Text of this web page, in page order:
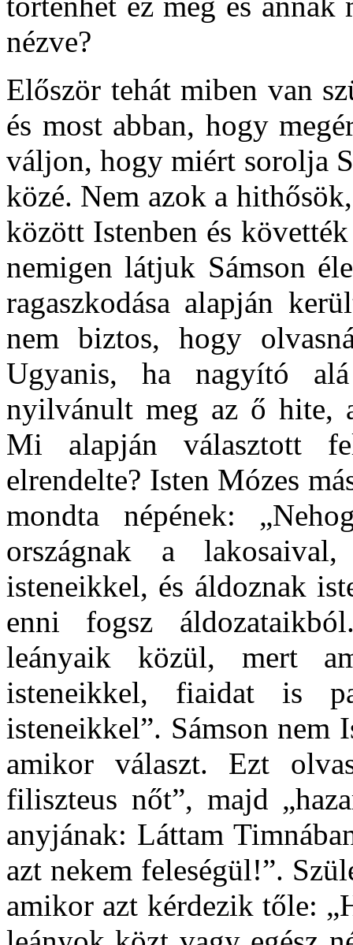
nézve?
Először tehát miben van
és most abban, hogy
váljon, hogy miért sorolja
közé. Nem azok a
között Istenben és
nemigen látjuk Sámson
ragaszkodása alapján
nem biztos, hogy
Ugyanis, ha nagyító
nyilvánult meg az ő hite,
Mi alapján választott
elrendelte? Isten Mózes
mondta népének:
országnak a
isteneikkel, és áldoznak
enni fogsz
leányaik közül, mert
isteneikkel, fiaidat is
isteneikkel”. Sámson nem
amikor választ. Ezt
filiszteus nőt”, majd
anyjának: Láttam
azt nekem feleségül!”.
amikor azt kérdezik tőle: